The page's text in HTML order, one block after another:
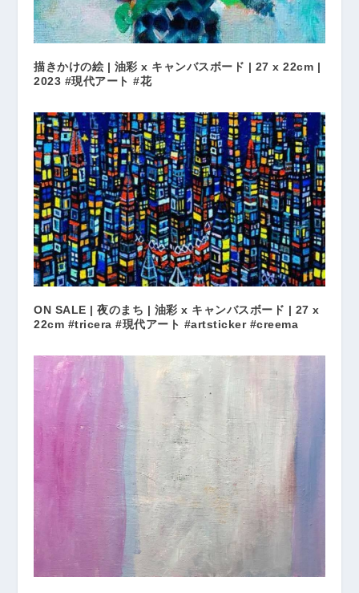
描きかけの絵 | 油彩 x キャンバスボード | 27 x 22cm |
2023 #現代アート #花
ON SALE | 夜のまち | 油彩 x キャンバスボード | 27 x
22cm #tricera #現代アート #artsticker #creema